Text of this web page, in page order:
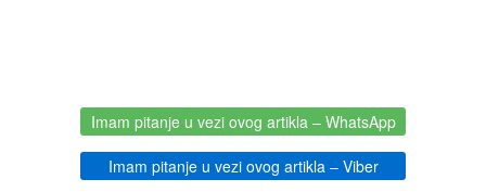
DRUSTVENA IGRA
Imam pitanje u vezi ovog artikla– WhatsApp
Imam pitanje u vezi ovog artikla– Viber